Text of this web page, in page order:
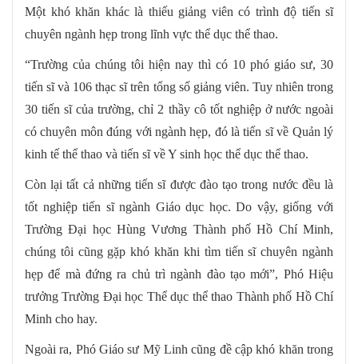
Một khó khăn khác là thiếu giảng viên có trình độ tiến sĩ
chuyên ngành hẹp trong lĩnh vực thể dục thể thao.
“Trường của chúng tôi hiện nay thì có 10 phó giáo sư, 30
tiến sĩ và 106 thạc sĩ trên tổng số giảng viên. Tuy nhiên trong
30 tiến sĩ của trường, chỉ 2 thầy cô tốt nghiệp ở nước ngoài
có chuyên môn đúng với ngành hẹp, đó là tiến sĩ về Quản lý
kinh tế thể thao và tiến sĩ về Y sinh học thể dục thể thao.
Còn lại tất cả những tiến sĩ được đào tạo trong nước đều là
tốt nghiệp tiến sĩ ngành Giáo dục học. Do vậy, giống với
Trường Đại học Hùng Vương Thành phố Hồ Chí Minh,
chúng tôi cũng gặp khó khăn khi tìm tiến sĩ chuyên ngành
hẹp để mà đứng ra chủ trì ngành đào tạo mới”, Phó Hiệu
trưởng Trường Đại học Thể dục thể thao Thành phố Hồ Chí
Minh cho hay.
Ngoài ra, Phó Giáo sư Mỹ Linh cũng đề cập khó khăn trong